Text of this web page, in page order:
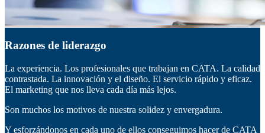
Razones de liderazgo
La experiencia. Los profesionales que trabajan en CATA. La calidad
contrastada. La innovación y el diseño. El servicio rápido y eficaz.
El marketing que nos lleva cada día más lejos.
Son muchos los motivos de nuestra solidez y envergadura.
Y esforzándonos en cada uno de ellos conseguimos hacer de CATA